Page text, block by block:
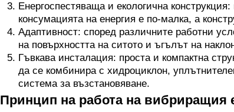
Енергоспестяваща и екологична
консумацията на енергия е по-малка, а
Адаптивност: според различните работни
на повърхността на ситото и ъгълът на
Гъвкава инсталация: проста и компактна
да се комбинира с хидроциклон,
система за възстановяване.
Принцип на работа на вибриращия